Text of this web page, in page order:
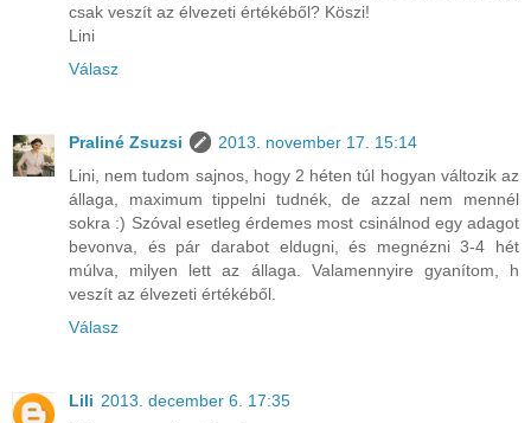
csak veszít az élvezeti értékéből? Köszi!
Lini
Válasz
Praliné Zsuzsi
2013. november 17. 15:14
Lini, nem tudom sajnos, hogy 2 héten túl hogyan változik az
állaga, maximum tippelni tudnék, de azzal nem mennél
sokra :) Szóval esetleg érdemes most csinálnod egy adagot
bevonva, és pár darabot eldugni, és megnézni 3-4 hét
múlva, milyen lett az állaga. Valamennyire gyanítom, h
veszít az élvezeti értékéből.
Válasz
Lili 2013. december 6. 17:35